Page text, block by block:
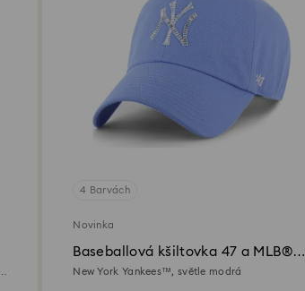
4 Barvách
Novinka
Baseballová kšiltovka 47 a MLB® –
limitovaná edice
New York Yankees™, světle modrá